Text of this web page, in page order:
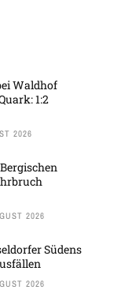
Waldhof
1:2
2026
2026
Südens
2026